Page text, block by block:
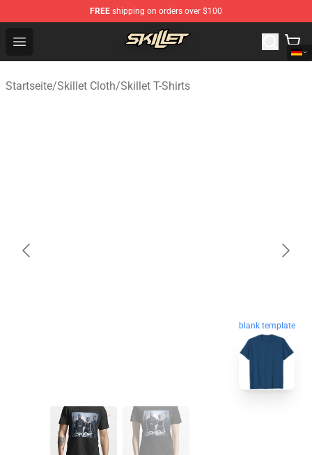
FREE shipping on orders over $100
Open menu
Skillet Shop - Official Skillet Merchandise Store
Startseite/Skillet Cloth/Skillet T-Shirts
blank template